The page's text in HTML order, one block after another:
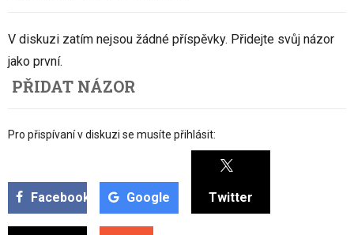
V diskuzi zatím nejsou žádné příspěvky. Přidejte svůj názor
jako první.
PŘIDAT NÁZOR
Pro přispívaní v diskuzi se musíte přihlásit:
Facebook Google Twitter